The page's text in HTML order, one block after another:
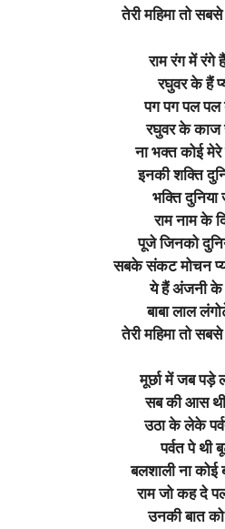
तेरी महिमा तो
राम रंग में रंगे
रघुवर के हैं
पग पग पल पल
रघुवर के काज
ना भक्त कोई मेरे
इनकी शक्ति
भक्ति दुनिया
राम नाम के
पूजे जिनको
सबके संकट मोचन
ये हैं अंजनी के
बाबा लाल
तेरी महिमा तो
मूर्छा में जब
सब की आस
उठा के लेके
पर्वत पे थी
बलशाली ना कोई
राम जो कह दे
उनकी बात